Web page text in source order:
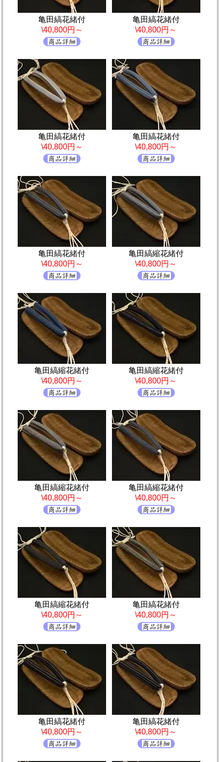
亀田縞花緒付
\40,800円～
亀田縞花緒付
\40,800円～
亀田縞花緒付
\40,800円～
亀田縞花緒付
\40,800円～
亀田縞花緒付
\40,800円～
亀田縞縮花緒付
\40,800円～
亀田縞縮花緒付
\40,800円～
亀田縞縮花緒付
\40,800円～
亀田縞縮花緒付
\40,800円～
亀田縞縮花緒付
\40,800円～
亀田縞縮花緒付
\40,800円～
亀田縞花緒付
\40,800円～
亀田縞花緒付
\40,800円～
亀田縞花緒付
\40,800円～